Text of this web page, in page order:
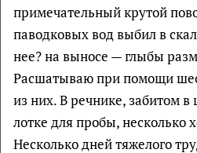
примечательный крутой
паводковых вод выбил в
нее? на выносе — глыбы
Расшатываю при помощи
из них. В речнике, забитом
лотке для пробы, несколько
Несколько дней тяжелого